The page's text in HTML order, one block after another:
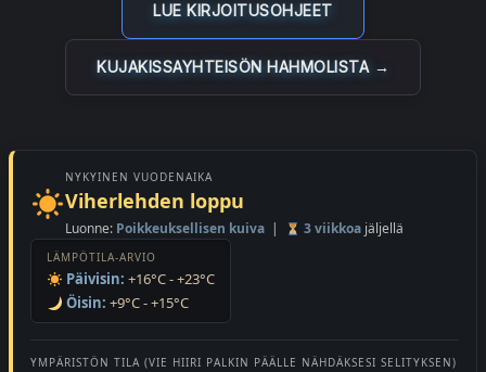
LUE KIRJOITUSOHJEET
KUJAKISSAYHTEISÖN HAHMOLISTA →
NYKYINEN VUODENAIKA
Viherlehden loppu
Luonne: Poikkeuksellisen kuiva| 3 viikkoajäljellä
LÄMPÖTILA-ARVIO
Päivisin: +16°C - +23°C
Öisin: +9°C - +15°C
YMPÄRISTÖN TILA (VIE HIIRI PALKIN PÄÄLLE NÄHDÄKSESI SELITYKSEN)